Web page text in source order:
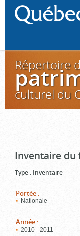
Répertoire
culturel du
Inventaire du
Type : Inventaire
Portée :
Nationale
Année :
2010 - 2011